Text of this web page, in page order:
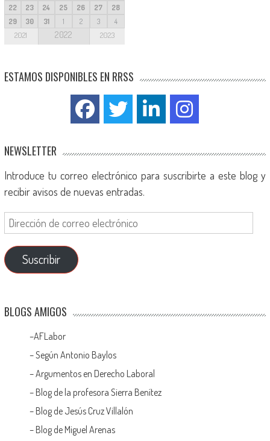
22
23 24 25 26 27
28
29
30 31 1 2 3 4
2021 2022 2023
ESTAMOS DISPONIBLES EN RRSS
NEWSLETTER
Introduce tu correo electrónico para suscribirte a este blog y
recibir avisos de nuevas entradas.
Suscribir
BLOGS AMIGOS
–AFLabor
– Según Antonio Baylos
–Argumentos en Derecho Laboral
– Blog de la profesora Sierra Benítez
– Blog de Jesús Cruz Villalón
– Blog de Miguel Arenas